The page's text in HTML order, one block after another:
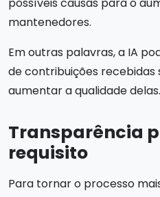
mantenedores.
Em outras palavras, a IA
de contribuições
aumentar a qualidade delas.
Transparência
requisito
Para tornar o processo